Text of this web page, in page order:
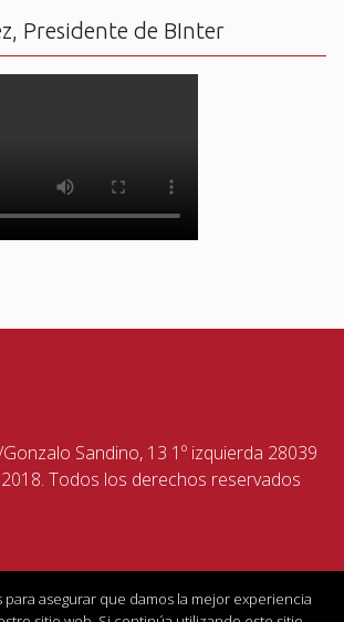
Presidente de BInter
Gonzalo Sandino, 13 1º izquierda 28039
Todos los derechos reservados
para asegurar que damos la mejor experiencia